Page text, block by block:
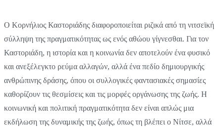
Ο Κορνήλιος Καστοριάδης διαφοροποιείται ριζικά από τη νιτσεϊκή
σύλληψη της πραγματικότητας ως ενός αθώου γίγνεσθαι. Για τον
Καστοριάδη, η ιστορία και η κοινωνία δεν αποτελούν ένα φυσικό
και ανεξέλεγκτο ρεύμα αλλαγών, αλλά ένα πεδίο δημιουργικής
ανθρώπινης δράσης, όπου οι συλλογικές φαντασιακές σημασίες
καθορίζουν τις θεσμίσεις και τις μορφές οργάνωσης της ζωής. Η
κοινωνική και πολιτική πραγματικότητα δεν είναι απλώς μια
εκδήλωση της δυναμικής της ζωής, όπως τη βλέπει ο Νίτσε, αλλά